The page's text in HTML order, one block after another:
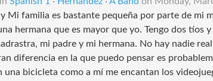
Mi familia es bastante pequeña por parte de mi
hermana que es mayor que yo. Tengo dos tíos
mi padre y mi hermana. No hay nadie
diferencia en la que puedo pensar es
una bicicleta como a mí me encantan los